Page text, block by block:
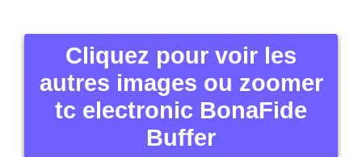
Cliquez pour voir les
autres images ou zoomer
tc electronic BonaFide
Buffer